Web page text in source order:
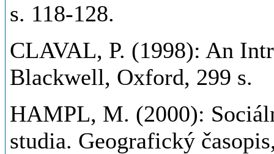
s. 118-128.
CLAVAL, P. (1998): An
Blackwell, Oxford, 299 s.
HAMPL, M. (2000):
studia. Geografický